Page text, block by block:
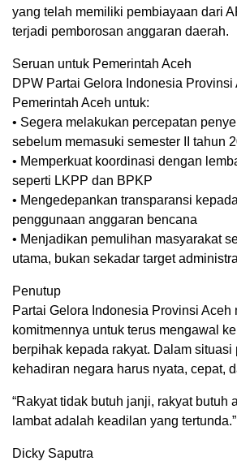
yang telah memiliki pembiayaan dari
terjadi pemborosan anggaran daerah.
Seruan untuk Pemerintah Aceh
DPW Partai Gelora Indonesia Provinsi
Pemerintah Aceh untuk:
• Segera melakukan percepatan
sebelum memasuki semester II tahun
• Memperkuat koordinasi dengan
seperti LKPP dan BPKP
• Mengedepankan transparansi
penggunaan anggaran bencana
• Menjadikan pemulihan masyarakat
utama, bukan sekadar target
Penutup
Partai Gelora Indonesia Provinsi Aceh
komitmennya untuk terus mengawal
berpihak kepada rakyat. Dalam situasi
kehadiran negara harus nyata, cepat,
“Rakyat tidak butuh janji, rakyat butuh
lambat adalah keadilan yang tertunda.”
Dicky Saputra